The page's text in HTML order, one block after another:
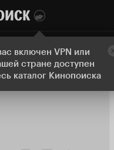
включен VPN или
стране доступен
каталог Кинопоиска
Онлайн-кинотеатр